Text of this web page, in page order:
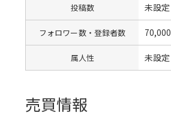
投稿数 未設定
フォロワー数・登録者数 70,000
属人性 未設定
売買情報